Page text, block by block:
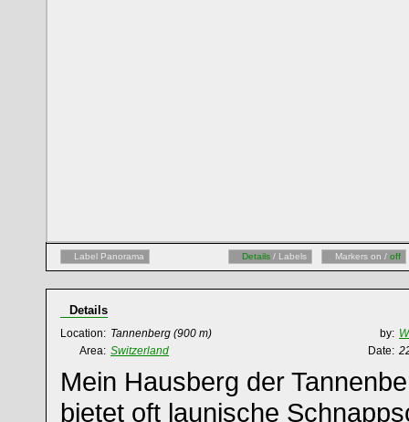
Label Panorama Details / Labels Markers on / off
Details
Location: Tannenberg (900 m) by:
Area: Switzerland Date:
Mein Hausberg der
bietet oft launische